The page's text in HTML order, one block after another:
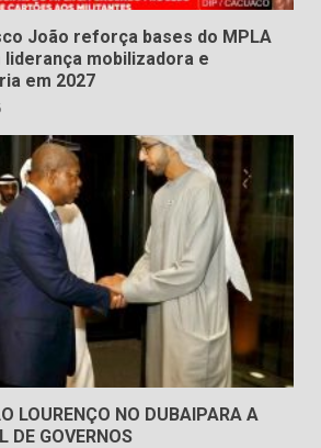
João reforça bases do MPLA
liderança mobilizadora e
em 2027
LOURENÇO NO DUBAIPARA A
DE GOVERNOS